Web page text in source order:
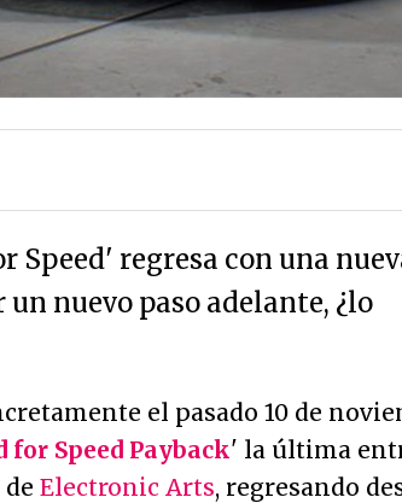
Speed' regresa con una
nuevo paso adelante, ¿lo
el pasado 10 de
for Speed Payback' la última
Electronic Arts, regresando